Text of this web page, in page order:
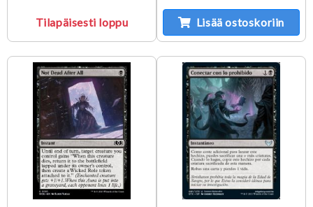
Tilapäisesti loppu Lisää ostoskoriin